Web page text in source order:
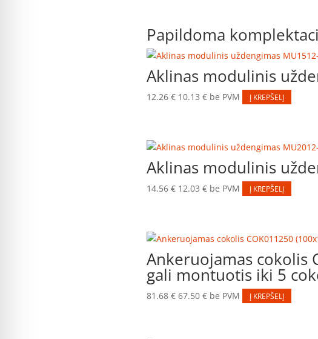
Papildoma
Aklinas modulinis
12.26 € 10.13 €be PVM Į KREPŠELĮ
Aklinas modulinis
14.56 € 12.03 €be PVM Į KREPŠELĮ
Ankeruojamas cokolis
gali montuotis iki 5
81.68 € 67.50 €be PVM Į KREPŠELĮ